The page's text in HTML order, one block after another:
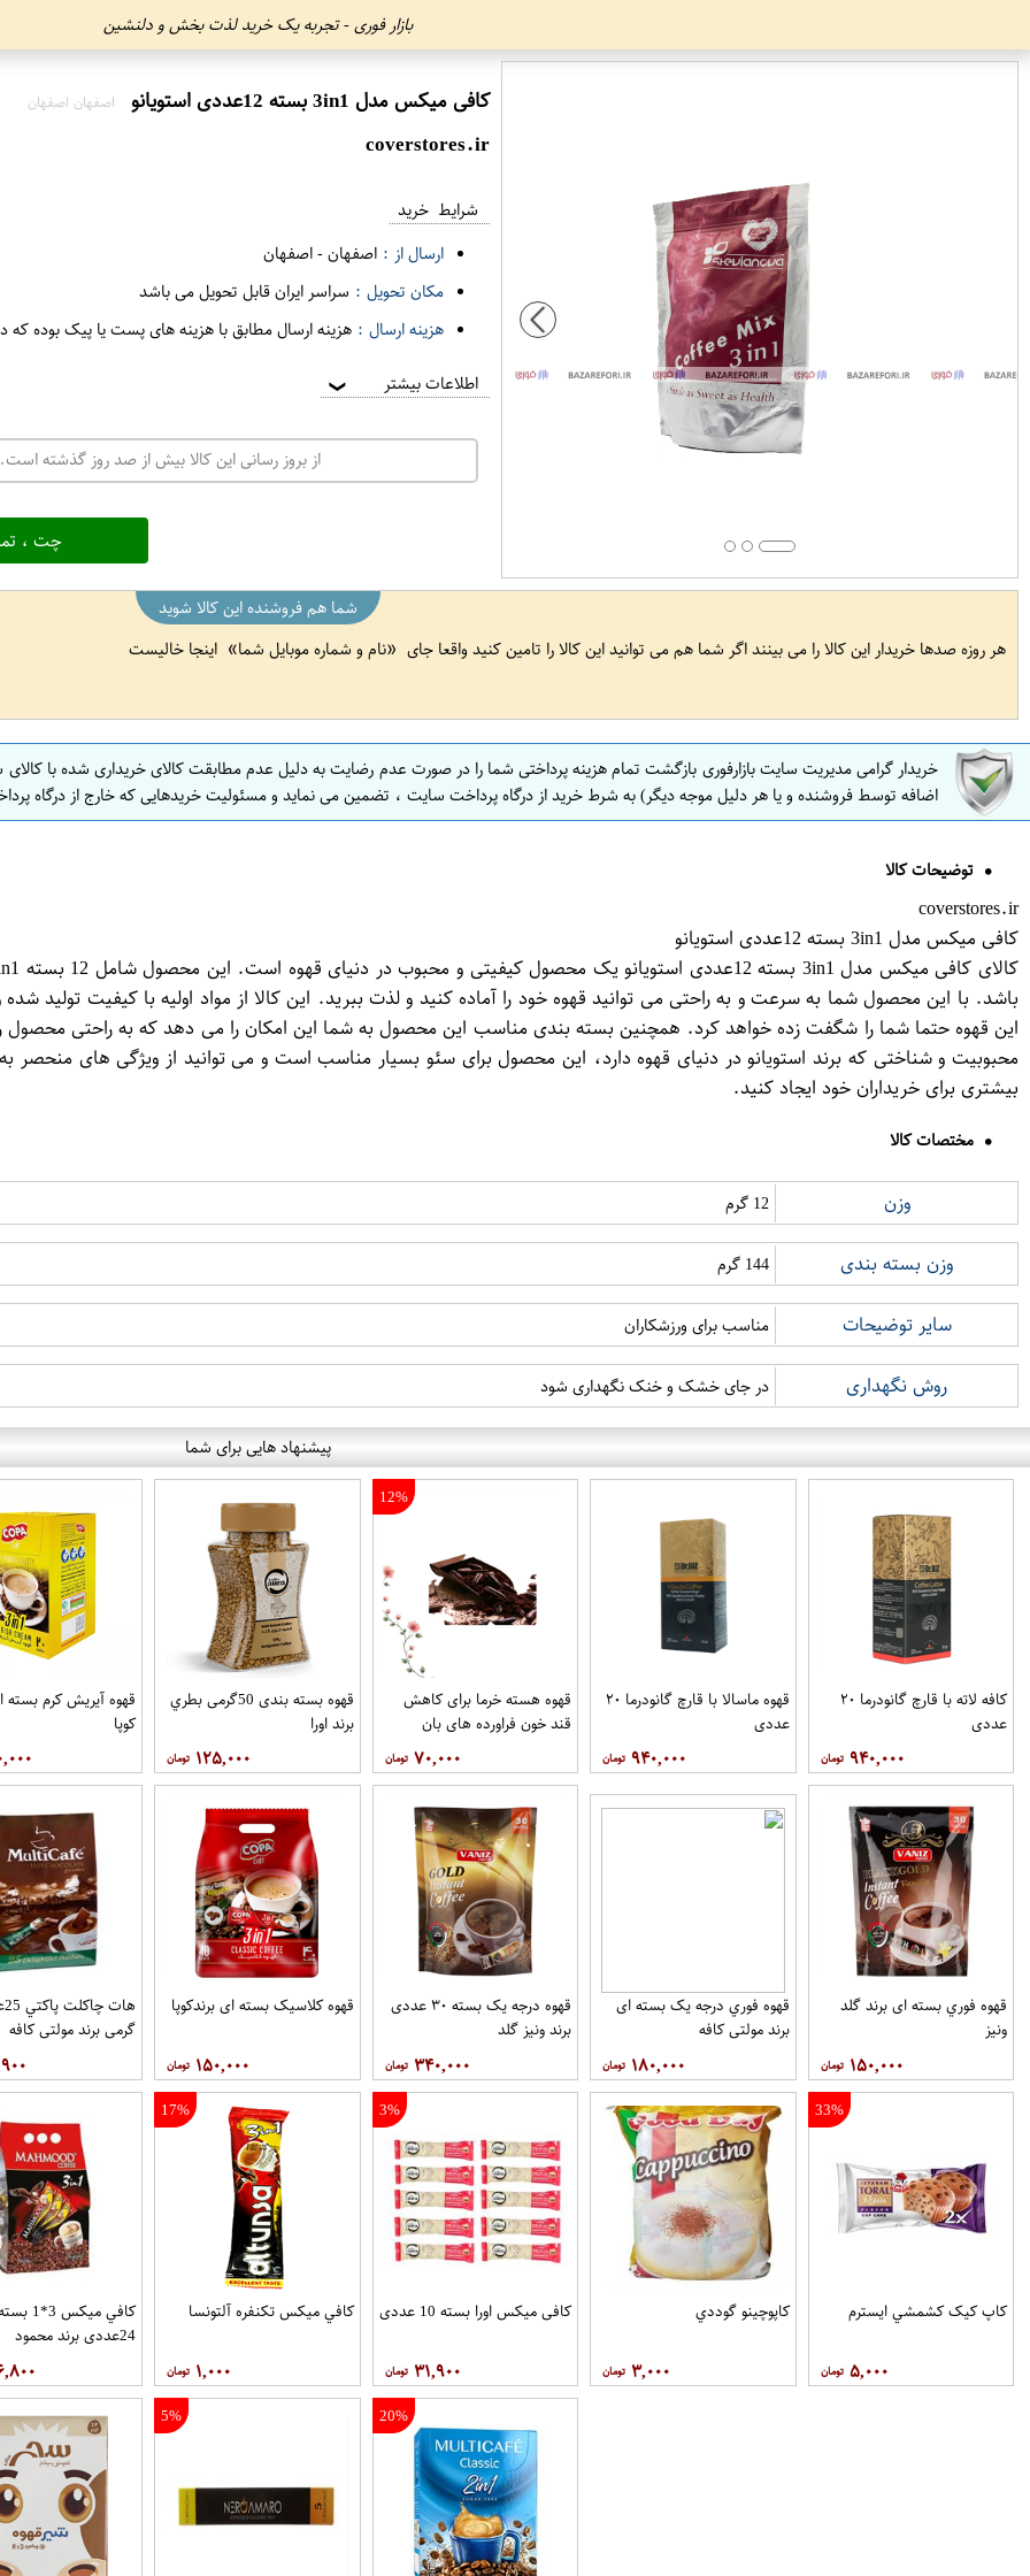
بازار فوری - تجربه یک خرید لذت بخش و دلنشین
کافی میکس مدل 3in1 بسته 12عددی استویانو اصفهان اصفهان
coverstores.ir
شرایط خرید
ارسال از : اصفهان-اصفهان
مکان تحویل : سراسر ایران قابل تحویل می باشد
هزینه ارسال : هزینه ارسال مطابق با هزینه های پست یا پیک بوده
اطلاعات بیشتر ❯
از بروز رسانی این کالا بیش از صد روز گذشته
چت ،
شما هم فروشنده این کالا شوید
هر روزه صدها خریدار این کالا را می بینند اگر شما هم می توانید این کالا را تامین کنید واقعا جای
نام و شماره موبایل شما اینجا خالیست
خریدار گرامی مدیریت سایت بازارفوری بازگشت تمام هزینه پرداختی شما را در صورت عدم رضایت به دلیل عدم مطابقت کالای خریداری شده با
اضافه توسط فروشنده و یا هر دلیل موجه دیگر) به شرط خرید از درگاه پرداخت سایت ، تضمین می نماید و مسئولیت خریدهایی که خارج از درگاه
توضیحات کالا
coverstores.ir
کافی میکس مدل 3in1 بسته 12عددی استویانو
باشد. با این محصول شما به سرعت و به راحتی می توانید قهوه خود را آماده کنید و لذت ببرید. این کالا از مواد اولیه با کیفیت
این قهوه حتما شما را شگفت زده خواهد کرد. همچنین بسته بندی مناسب این محصول به شما این امکان را می دهد که به راحتی محصول را
محبوبیت و شناختی که برند استویانو در دنیای قهوه دارد، این محصول برای سئو بسیار مناسب است و می توانید از ویژگی های
بیشتری برای خریداران خود ایجاد کنید.
مختصات کالا
وزن 12 گرم
وزن بسته بندی 144 گرم
سایر توضیحات مناسب برای ورزشکاران
روش نگهداری در جای خشک و خنک نگهداری شود
پیشنهاد هایی برای شما
کافه لاته با قارچ گانودرما ۲۰
عددی
۹۴۰,۰۰۰
قهوه ماسالا با قارچ گانودرما ۲۰
عددی
۹۴۰,۰۰۰
12%
قهوه هسته خرما برای کاهش
قند خون فراورده های بان
۷۰,۰۰۰
قهوه بسته بندی 50گرمی بطري
برند اورا
۱۲۵,۰۰۰
قهوه آيريش کرم بسته
کوپا
قهوه فوري بسته ای برند گلد
ونيز
۱۵۰,۰۰۰
قهوه فوري درجه یک بسته ای
برند مولتي کافه
۱۸۰,۰۰۰
قهوه درجه یک بسته ۳۰ عددی
برند ونيز گلد
۳۴۰,۰۰۰
قهوه کلاسيک بسته ای برندکوپا
۱۵۰,۰۰۰
گرمی برند مولتي کافه
33%
کاپ کيک کشمشي ايسترم
۵,۰۰۰
کاپوچينو گوددي
۳,۰۰۰
3%
کافی میکس اورا بسته 10 عددی
۳۱,۹۰۰
17%
کافي ميکس تکنفره آلتونسا
۱,۰۰۰
کافي ميکس 3*1
24عددی برند محمود
20%
5%